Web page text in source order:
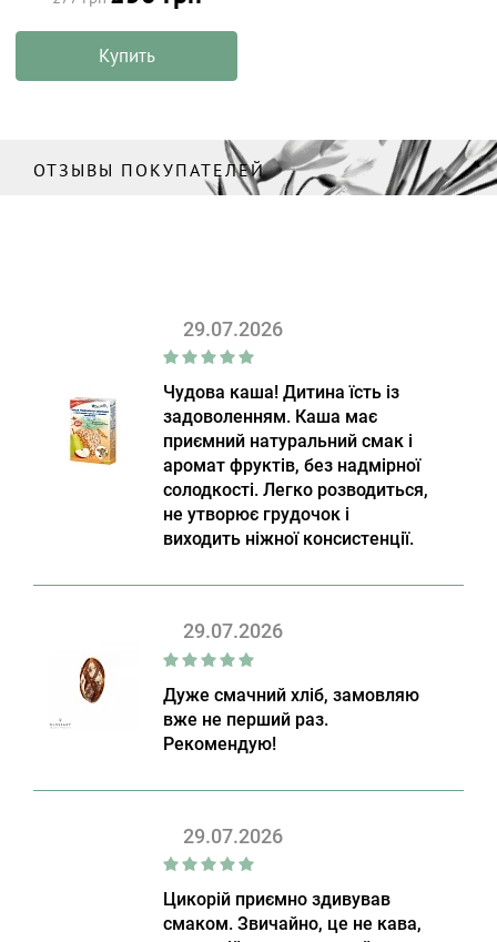
Купить
ОТЗЫВЫ ПОКУПАТЕЛЕЙ
29.07.2026
Чудова каша! Дитина їсть із
задоволенням. Каша має
приємний натуральний смак і
аромат фруктів, без надмірної
солодкості. Легко розводиться,
не утворює грудочок і
виходить ніжної консистенції.
29.07.2026
Дуже смачний хліб, замовляю
вже не перший раз.
Рекомендую!
29.07.2026
Цикорій приємно здивував
смаком. Звичайно, це не кава,